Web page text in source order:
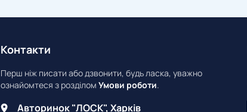
Контакти
Перш ніж писати або дзвонити, будь ласка, уважно
ознайомтеся з розділомУмови роботи.
Авторинок "ЛОСК", Харків